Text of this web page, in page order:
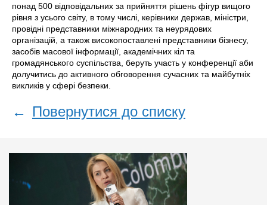
понад 500 відповідальних за прийняття рішень фігур вищого
рівня з усього світу, в тому числі, керівники держав, міністри,
провідні представники міжнародних та неурядових
організацій, а також високопоставлені представники бізнесу,
засобів масової інформації, академічних кіл та
громадянського суспільства, беруть участь у конференції аби
долучитись до активного обговорення сучасних та майбутніх
викликів у сфері безпеки.
← Повернутися до списку